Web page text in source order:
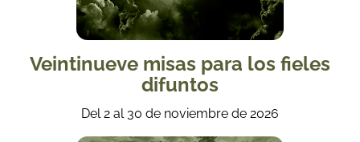
Veintinueve misas para los fieles
difuntos
Del 2 al 30 de noviembre de 2026